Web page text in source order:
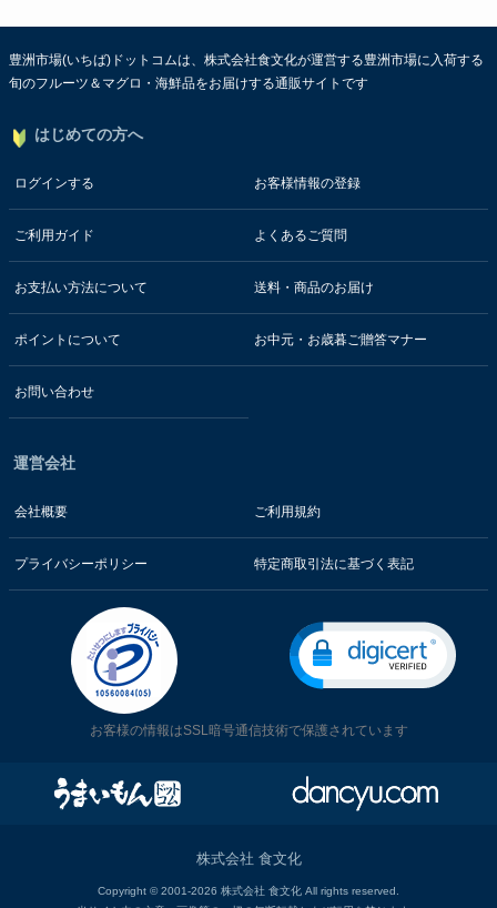
豊洲市場(いちば)ドットコムは、株式会社食文化が運営する豊洲市場に入荷する
旬のフルーツ＆マグロ・海鮮品をお届けする通販サイトです
はじめての方へ
ログインする お客様情報の登録
ご利用ガイド よくあるご質問
お支払い方法について 送料・商品のお届け
ポイントについて お中元・お歳暮ご贈答マナー
お問い合わせ
運営会社
会社概要 ご利用規約
プライバシーポリシー 特定商取引法に基づく表記
お客様の情報はSSL暗号通信技術で保護されています
株式会社 食文化
Copyright © 2001-2026 株式会社 食文化 All rights reserved.